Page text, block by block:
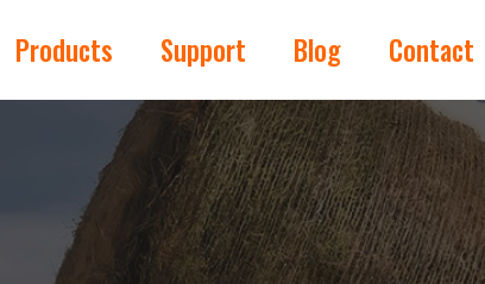
Products Support Blog Contact